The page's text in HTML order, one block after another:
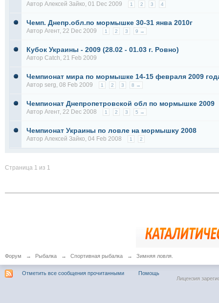
Автор Алексей Зайко, 01 Dec 2009 1 2 3 4
Чемп. Днепр.обл.по мормышке 30-31 янва 2010г
Автор Агент, 22 Dec 2009 1 2 3 9 →
Кубок Украины - 2009 (28.02 - 01.03 г. Ровно)
Автор Catch, 21 Feb 2009
Чемпионат мира по мормышке 14-15 февраля 2009
Автор serg, 08 Feb 2009 1 2 3 8 →
Чемпионат Днепропетровской обл по мормышке 2009
Автор Агент, 22 Dec 2008 1 2 3 5 →
Чемпионат Украины по ловле на мормышку 2008
Автор Алексей Зайко, 04 Feb 2008 1 2
Страница 1 из 1
Форум → Рыбалка → Спортивная рыбалка → Зимняя ловля.
Отметить все сообщения прочитанными
Помощь
Лицензия